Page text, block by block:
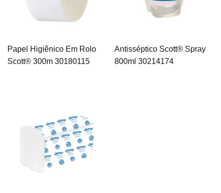
Papel Higiênico Em Rolo
Scott® 300m 30180115
Antisséptico Scott® Spray
800ml 30214174